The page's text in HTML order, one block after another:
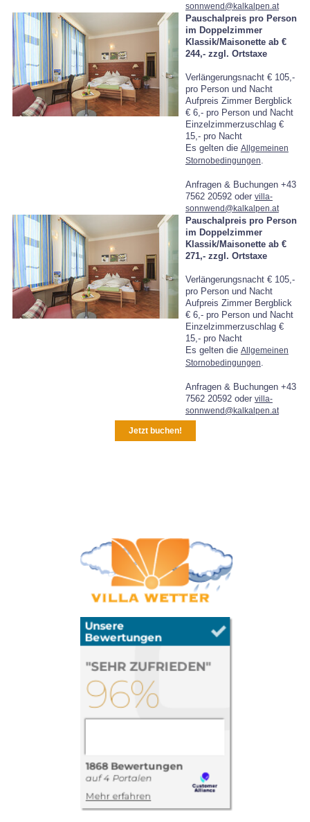
sonnwend@kalkalpen.at
Pauschalpreis pro Person
im Doppelzimmer
Klassik/Maisonette ab €
244,- zzgl. Ortstaxe
Verlängerungsnacht € 105,-
pro Person und Nacht
Aufpreis Zimmer Bergblick
€ 6,- pro Person und Nacht
Einzelzimmerzuschlag €
15,- pro Nacht
Es gelten die Allgemeinen
Stornobedingungen.
Anfragen & Buchungen +43
7562 20592 oder villa-
sonnwend@kalkalpen.at
Pauschalpreis pro Person
im Doppelzimmer
Klassik/Maisonette ab €
271,- zzgl. Ortstaxe
Verlängerungsnacht € 105,-
pro Person und Nacht
Aufpreis Zimmer Bergblick
€ 6,- pro Person und Nacht
Einzelzimmerzuschlag €
15,- pro Nacht
Es gelten die Allgemeinen
Stornobedingungen.
Anfragen & Buchungen +43
7562 20592 oder villa-
sonnwend@kalkalpen.at
Jetzt buchen!